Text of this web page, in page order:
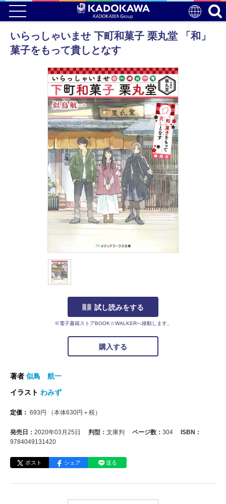
いらっしゃいませ 下町和菓子 栗丸堂 「和」
菓子をもって貴しとなす
試し読みをする
※電子書籍ストアBOOK☆WALKERへ移動します。
購入する
著者 似鳥 航一
イラスト わみず
定価： 693 円 （本体630円＋税）
発売日： 2020年03月25日 判型： 文庫判 ページ数： 304
ISBN：
9784049131420
ポスト シェア 送る